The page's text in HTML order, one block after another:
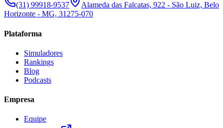
(31) 99918-9537
Alameda das Falcatas, 922 - São Luiz, Belo
Horizonte - MG, 31275-070
Plataforma
Simuladores
Rankings
Blog
Podcasts
Empresa
Equipe